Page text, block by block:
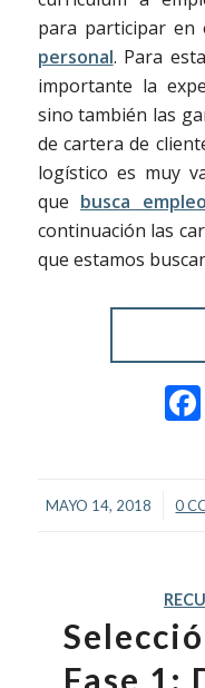
para participar en
personal. Para
importante la
sino también las
de cartera de
logístico es muy
que busca empleo
continuación las
que estamos
MAYO 14, 2018
/ 0
Fase 1: